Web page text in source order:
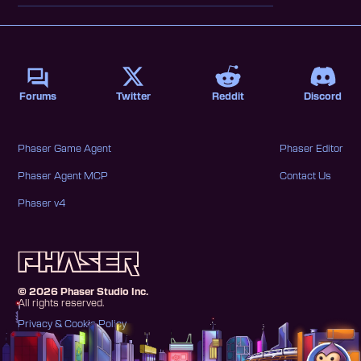
©2026 Phaser Studio Inc.
All rights reserved.
Privacy & Cookie Policy
Phaser Game Agent
Phaser Agent MCP
Phaser v4
Phaser Editor
Contact Us
Forums Twitter Reddit Discord